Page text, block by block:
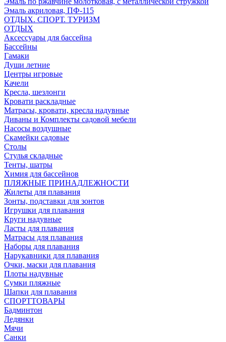
Эмаль акриловая, ПФ-115
ОТДЫХ. СПОРТ. ТУРИЗМ
ОТДЫХ
Аксессуары для бассейна
Бассейны
Гамаки
Души летние
Центры игровые
Качели
Кресла, шезлонги
Кровати раскладные
Матрасы, кровати, кресла надувные
Диваны и Комплекты садовой мебели
Насосы воздушные
Скамейки садовые
Столы
Стулья складные
Тенты, шатры
Химия для бассейнов
ПЛЯЖНЫЕ ПРИНАДЛЕЖНОСТИ
Жилеты для плавания
Зонты, подставки для зонтов
Игрушки для плавания
Круги надувные
Ласты для плавания
Матрасы для плавания
Наборы для плавания
Нарукавники для плавания
Очки, маски для плавания
Плоты надувные
Сумки пляжные
Шапки для плавания
СПОРТТОВАРЫ
Бадминтон
Ледянки
Мячи
Санки